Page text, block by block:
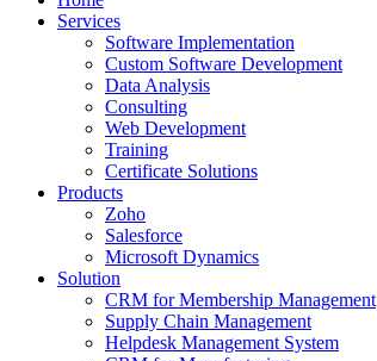
Services
Software Implementation
Custom Software Development
Data Analysis
Consulting
Web Development
Training
Certificate Solutions
Products
Zoho
Salesforce
Microsoft Dynamics
Solution
CRM for Membership Management
Supply Chain Management
Helpdesk Management System